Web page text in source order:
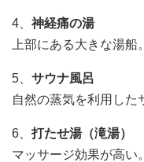
4、 神経痛の湯
上部にある大きな湯
5、 サウナ風呂
自然の蒸気を利用した
6、 打たせ湯（滝湯）
マッサージ効果が高い